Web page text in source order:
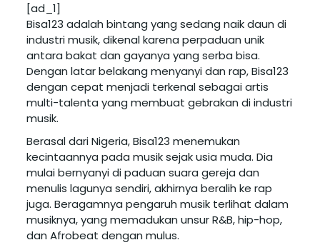
[ad_1]
Bisa123 adalah bintang yang sedang naik daun di
industri musik, dikenal karena perpaduan unik
antara bakat dan gayanya yang serba bisa.
Dengan latar belakang menyanyi dan rap, Bisa123
dengan cepat menjadi terkenal sebagai artis
multi-talenta yang membuat gebrakan di industri
musik.
Berasal dari Nigeria, Bisa123 menemukan
kecintaannya pada musik sejak usia muda. Dia
mulai bernyanyi di paduan suara gereja dan
menulis lagunya sendiri, akhirnya beralih ke rap
juga. Beragamnya pengaruh musik terlihat dalam
musiknya, yang memadukan unsur R&B, hip-hop,
dan Afrobeat dengan mulus.